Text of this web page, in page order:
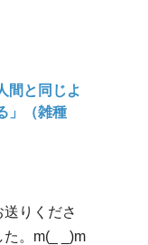
間と同じよ
」（雑種
りくださ
。m(_ _)m